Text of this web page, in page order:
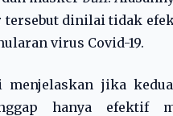
tersebut dinilai tidak
virus Covid-19.
menjelaskan jika
hanya efektif